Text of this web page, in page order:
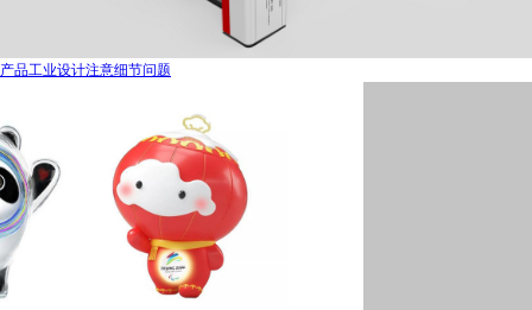
产品工业设计注意细节问题